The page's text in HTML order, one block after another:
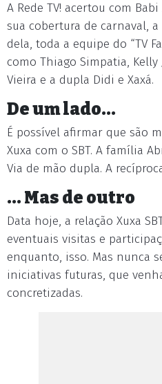
A Rede TV! acertou com
sua cobertura de carnaval,
dela, toda a equipe do “TV
como Thiago Simpatia, Kelly
Vieira e a dupla Didi e Xaxá.
De um lado...
É possível afirmar que são
Xuxa com o SBT. A família
Via de mão dupla. A
... Mas de outro
Data hoje, a relação Xuxa
eventuais visitas e
enquanto, isso. Mas nunca
iniciativas futuras, que
concretizadas.